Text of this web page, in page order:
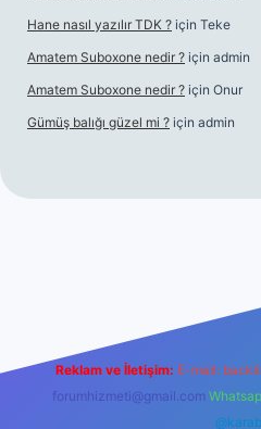
Hane nasıl yazılır TDK ? için Teke
Amatem Suboxone nedir ? için admin
Amatem Suboxone nedir ? için Onur
Gümüş balığı güzel mi ? için admin
Reklam ve İletişim: E-mail:
forumhizmeti@gmail.com